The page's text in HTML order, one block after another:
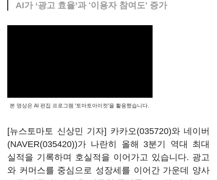
AI가 ‘광고 효율’과 '이용자 참여도' 증가
본 영상은 AI 편집 프로그램 '토마토아이컷'을 활용했습니다.
[뉴스토마토 신상민 기자] 카카오(035720)와 네이버
(NAVER(035420))가 나란히 올해 3분기 역대 최대
실적을 기록하며 호실적을 이어가고 있습니다. 광고
와 커머스를 중심으로 성장세를 이어간 가운데 양사